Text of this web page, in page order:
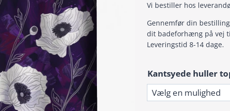
Vi bestiller hos
Gennemfør din
dit badeforhæng på vej
Leveringstid 8-14 dage.
Kantsyede huller